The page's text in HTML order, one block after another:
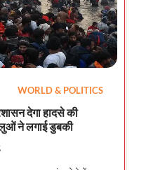
WORLD & POLITICS
देगा हादसे की
ने लगाई डुबकी